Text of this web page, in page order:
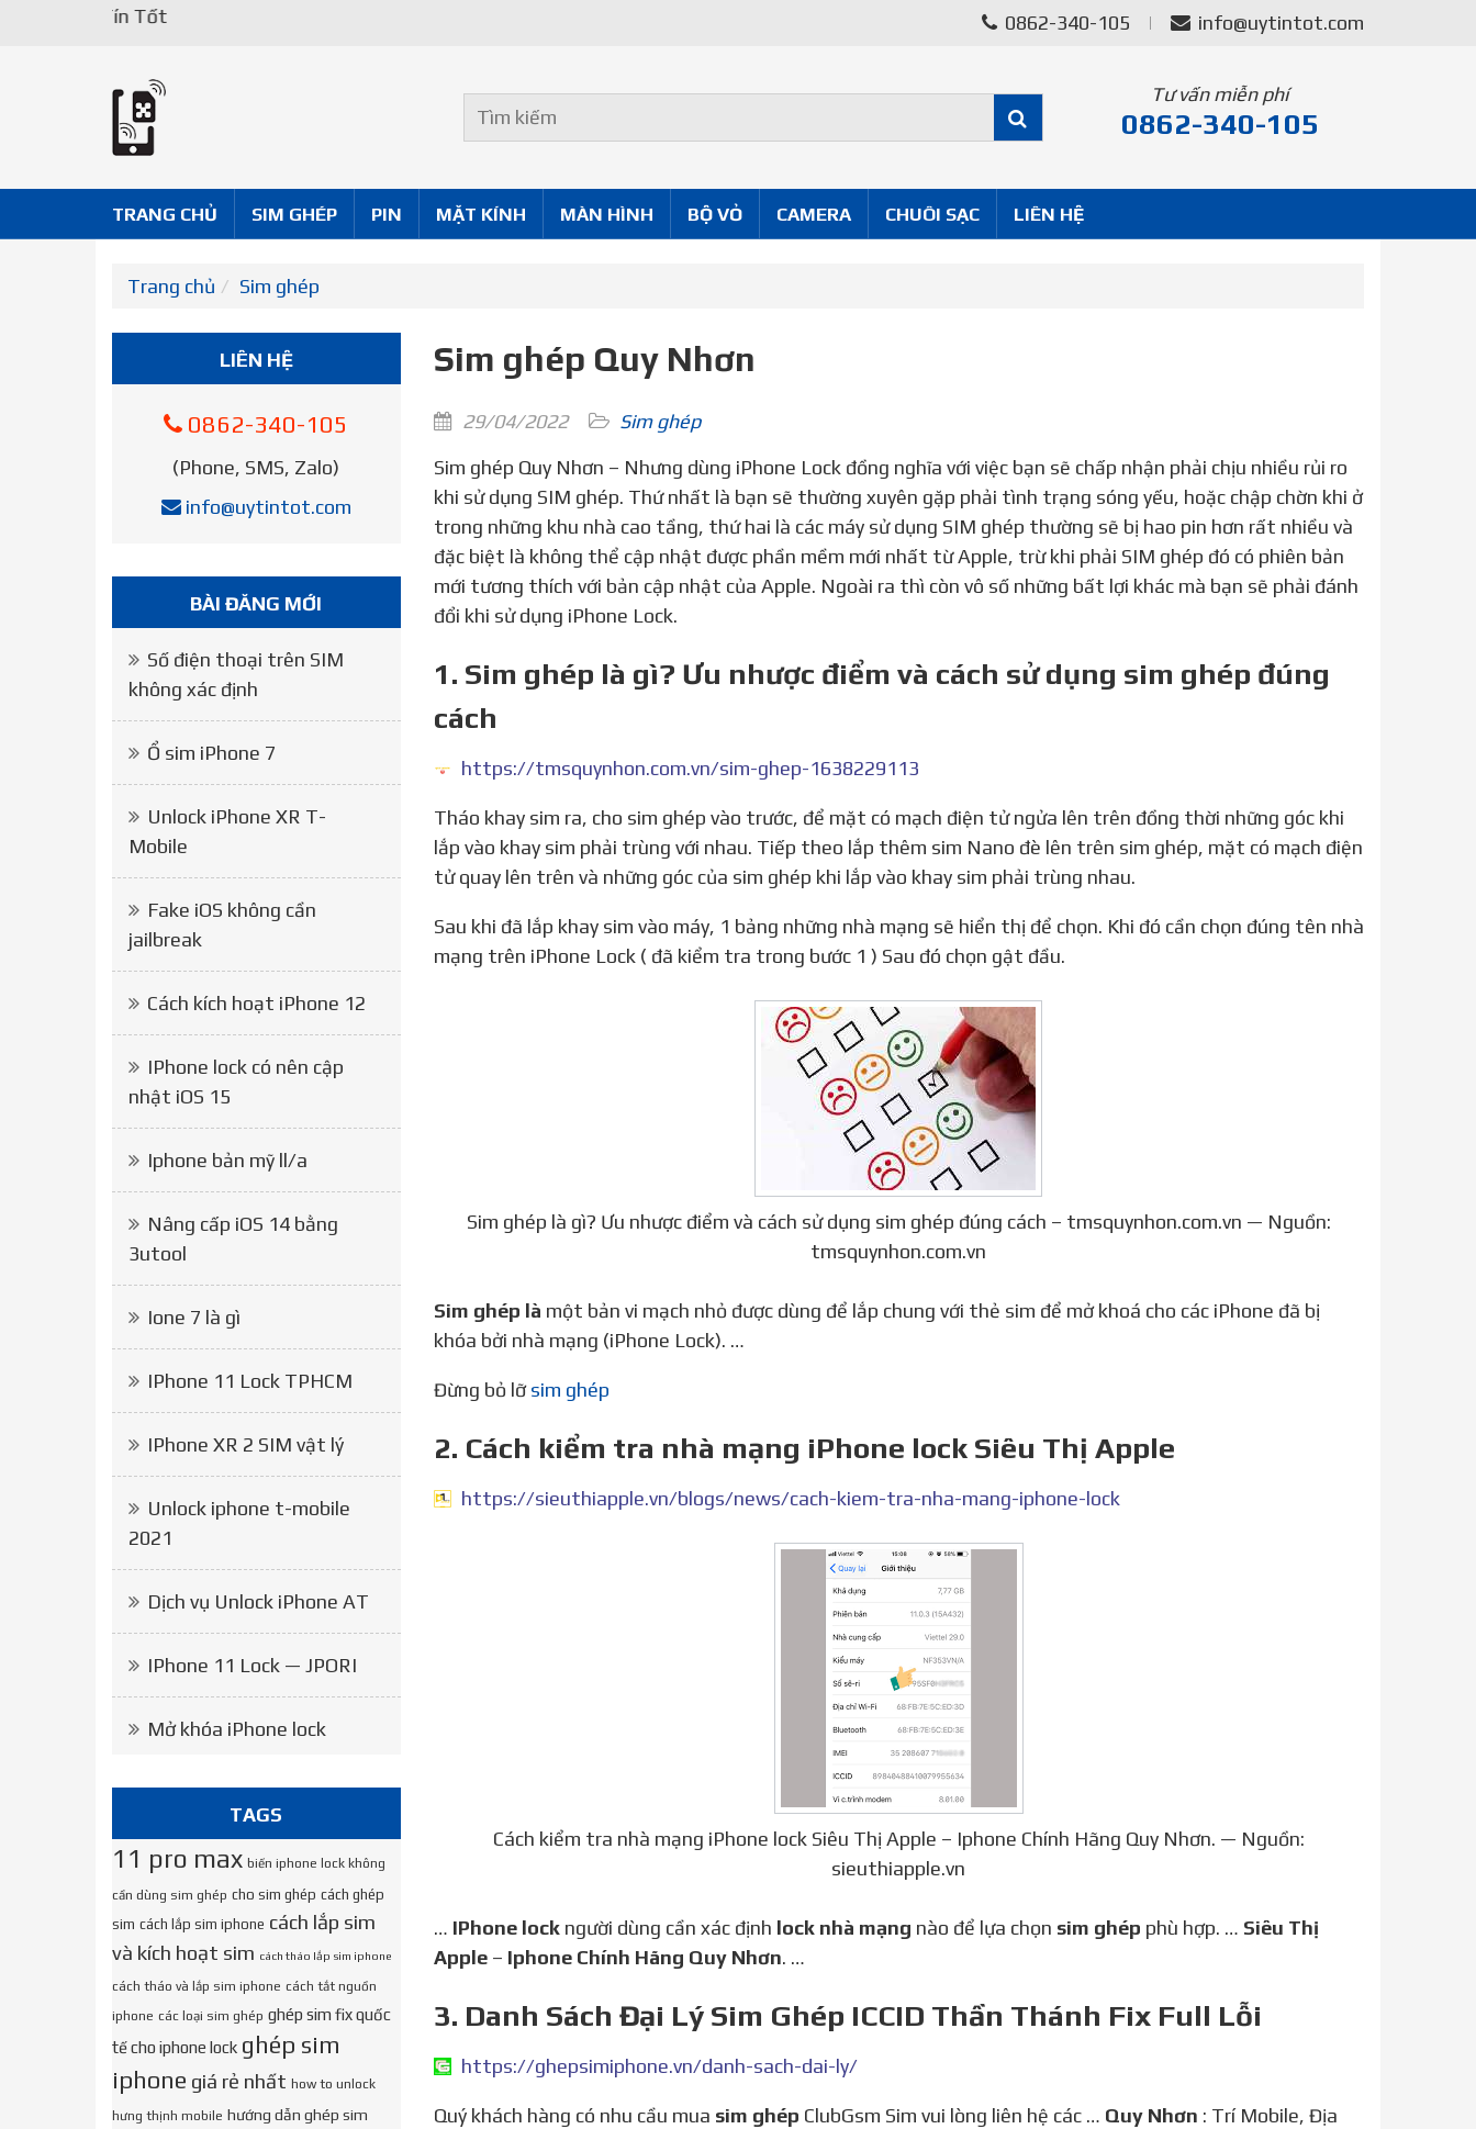
Uy Tín Tốt 0862-340-105 info@uytintot.com
Tư vấn miễn phí
0862-340-105
TRANG CHỦ SIM GHÉP PIN MẶT KÍNH MÀN HÌNH BỘ VỎ CAMERA CHUÔI SẠC LIÊN HỆ
Trang chủ Sim ghép
Sim ghép Quy Nhơn
29/04/2022
Sim ghép
Sim ghép Quy Nhơn – Nhưng dùng iPhone Lock đồng nghĩa với việc bạn sẽ chấp nhận phải chịu nhiều rủi ro
khi sử dụng SIM ghép. Thứ nhất là bạn sẽ thường xuyên gặp phải tình trạng sóng yếu, hoặc chập chờn khi ở
trong những khu nhà cao tầng, thứ hai là các máy sử dụng SIM ghép thường sẽ bị hao pin hơn rất nhiều và
đặc biệt là không thể cập nhật được phần mềm mới nhất từ Apple, trừ khi phải SIM ghép đó có phiên bản
mới tương thích với bản cập nhật của Apple. Ngoài ra thì còn vô số những bất lợi khác mà bạn sẽ phải đánh
đổi khi sử dụng iPhone Lock.
1. Sim ghép là gì? Ưu nhược điểm và cách sử dụng sim ghép đúng
cách
https://tmsquynhon.com.vn/sim-ghep-1638229113
Tháo khay sim ra, cho sim ghép vào trước, để mặt có mạch điện tử ngửa lên trên đồng thời những góc khi
lắp vào khay sim phải trùng với nhau. Tiếp theo lắp thêm sim Nano đè lên trên sim ghép, mặt có mạch điện
tử quay lên trên và những góc của sim ghép khi lắp vào khay sim phải trùng nhau.
Sau khi đã lắp khay sim vào máy, 1 bảng những nhà mạng sẽ hiển thị để chọn. Khi đó cần chọn đúng tên nhà
mạng trên iPhone Lock ( đã kiểm tra trong bước 1 ) Sau đó chọn gật đầu.
Sim ghép là gì? Ưu nhược điểm và cách sử dụng sim ghép đúng cách – tmsquynhon.com.vn — Nguồn:
tmsquynhon.com.vn
Sim ghép là một bản vi mạch nhỏ được dùng để lắp chung với thẻ sim để mở khoá cho các iPhone đã bị
khóa bởi nhà mạng (iPhone Lock). …
Đừng bỏ lỡsim ghép
2. Cách kiểm tra nhà mạng iPhone lock Siêu Thị Apple
https://sieuthiapple.vn/blogs/news/cach-kiem-tra-nha-mang-iphone-lock
Cách kiểm tra nhà mạng iPhone lock Siêu Thị Apple – Iphone Chính Hãng Quy Nhơn. — Nguồn:
sieuthiapple.vn
… iPhone lockngười dùng cần xác định lock nhà mạng nào để lựa chọn sim ghép phù hợp. … Siêu Thị
Apple– Iphone Chính Hãng Quy Nhơn. …
3. Danh Sách Đại Lý Sim Ghép ICCID Thần Thánh Fix Full Lỗi
https://ghepsimiphone.vn/danh-sach-dai-ly/
Quý khách hàng có nhu cầu mua sim ghép ClubGsm Sim vui lòng liên hệ các … Quy Nhơn : Trí Mobile, Địa
LIÊN HỆ
0862-340-105
(Phone, SMS, Zalo)
info@uytintot.com
BÀI ĐĂNG MỚI
Số điện thoại trên SIM
không xác định
Ổ sim iPhone 7
Unlock iPhone XR T-
Mobile
Fake iOS không cần
jailbreak
Cách kích hoạt iPhone 12
IPhone lock có nên cập
nhật iOS 15
Iphone bản mỹ ll/a
Nâng cấp iOS 14 bằng
3utool
Ione 7 là gì
IPhone 11 Lock TPHCM
IPhone XR 2 SIM vật lý
Unlock iphone t-mobile
2021
Dịch vụ Unlock iPhone AT
IPhone 11 Lock — JPORI
Mở khóa iPhone lock
TAGS
11 pro max biến iphone lock không
cần dùng sim ghép cho sim ghép cách ghép
sim cách lắp sim iphone cách lắp sim
và kích hoạt sim cách tháo lắp sim iphone
cách tháo và lắp sim iphone cách tắt nguồn
iphone các loại sim ghép ghép sim fix quốc
tế cho iphone lock ghép sim
iphone giá rẻ nhất how to unlock
hưng thịnh mobile hướng dẫn ghép sim